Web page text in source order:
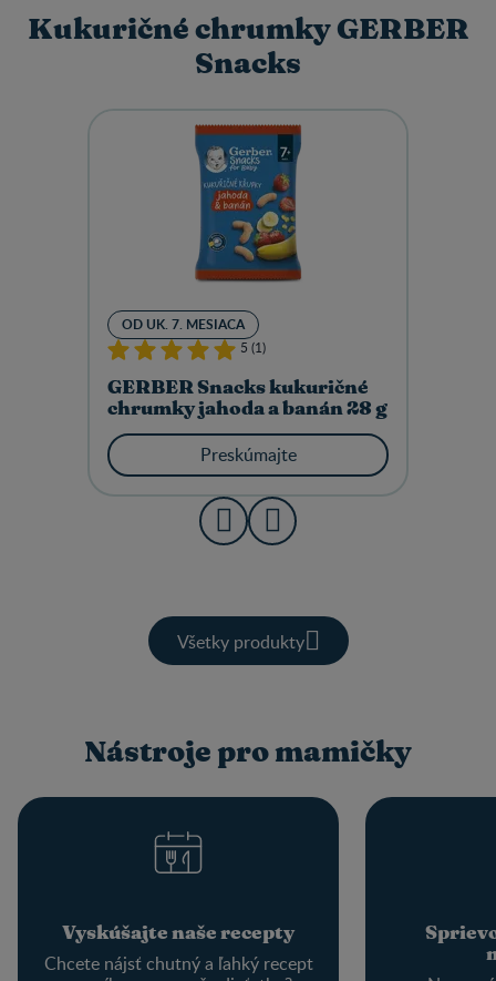
Kukuričné chrumky GERBER
Snacks
OD UK. 7. MESIACA
5 (1)
GERBER Snacks kukuričné
chrumky jahoda a banán 28 g
Preskúmajte
Všetky produkty
Nástroje pro mamičky
Vyskúšajte naše recepty
Chcete nájsť chutný a ľahký recept